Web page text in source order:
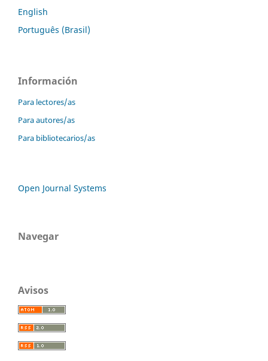
English
Português (Brasil)
Información
Para lectores/as
Para autores/as
Para bibliotecarios/as
Open Journal Systems
Navegar
Avisos